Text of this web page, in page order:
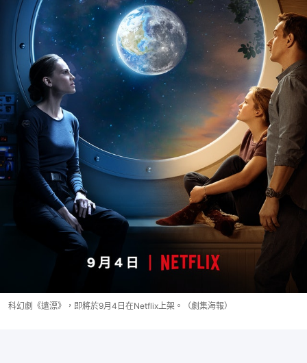
科幻劇《遠漂》，即將於9月4日在Netflix上架。（劇集海報）